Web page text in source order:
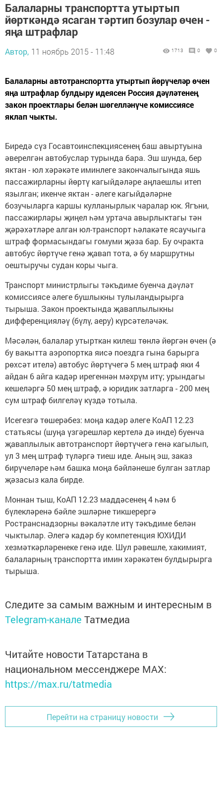
Балаларны транспортта утыртып
йөрткәндә ясаган тәртип бозулар өчен -
яңа штрафлар
Автор, 11 ноябрь 2015 - 11:48 1713 0 0
Балаларны автотранспортта утыртып йөрүчеләр өчен
яңа штрафлар булдыру идеясен Россия дәүләтенең
закон проектлары белән шөгелләнүче комиссиясе
яклап чыкты.
Биредә сүз Госавтоинспекциясенең баш авыртуына
әверелгән автобуслар турында бара. Эш шунда, бер
яктан - юл хәрәкәте иминлеге закончалыгында яшь
пассажирларны йөртү кагыйдәләре аңлаешлы итеп
язылган; икенче яктан - әлеге кагыйдәләрне
бозучыларга каршы кулланырлык чаралар юк. Ягъни,
пассажирлары җиңел һәм уртача авырлыктагы тән
җәрәхәтләре алган юл-транспорт һәлакәте ясаучыга
штраф формасындагы гомуми җәза бар. Бу очракта
автобус йөртүче генә җавап тота, ә бу маршрутны
оештыручы судан коры чыга.
Транспорт министрлыгы тәкъдиме буенча дәүләт
комиссиясе әлеге бушлыкны тулыландырырга
тырыша. Закон проектында җаваплылыкны
дифференцияләү (бүлү, аеру) күрсәтеләчәк.
Мәсәлән, балалар утырткан килеш төнлә йөргән өчен (ә
бу вакытта аэропортка яисә поездга гына барырга
рөхсәт ителә) автобус йөртүчегә 5 мең штраф яки 4
айдан 6 айга кадәр ирегеннән мәхрүм итү; урындагы
кешеләргә 50 мең штраф, ә юридик затларга - 200 мең
сум штраф билгеләү күздә тотыла.
Исегезгә төшерәбез: моңа кадәр әлеге КоАП 12.23
статьясы (шуңа үзгәрешләр кертелә дә инде) буенча
җаваплылык автотранспорт йөртүчегә генә кагылып,
ул 3 мең штраф түләргә тиеш иде. Аның эш, заказ
бирүчеләре һәм башка моңа бәйләнеше булган затлар
җәзасыз кала бирде.
Моннан тыш, КоАП 12.23 маддәсенең 4 һәм 6
бүлекләренә бәйле эшләрне тикшерергә
Ространснадзорны вәкаләтле итү тәкъдиме белән
чыктылар. Әлегә кадәр бу компетенция ЮХИДИ
хезмәткәрләренеке генә иде. Шул рәвешле, хакимият,
балаларның транспортта имин хәрәкәтен булдырырга
тырыша.
Следите за самым важным и интересным в
Telegram-канале Татмедиа
Читайте новости Татарстана в
национальном мессенджере MАХ:
https://max.ru/tatmedia
Перейти на страницу новости